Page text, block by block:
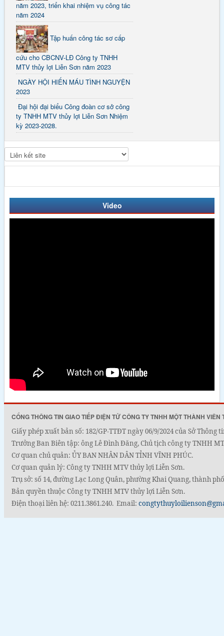
năm 2023, triển khai nhiệm vụ công tác
năm 2024
Tập huấn công tác sơ cấp
cứu cho CBCNV-LĐ Công ty TNHH
MTV thủy lợi Liễn Sơn năm 2023
NGÀY HỘI HIẾN MÁU TÌNH NGUYỆN
2023
Đại hội đại biểu Công đoàn cơ sở công
ty TNHH MTV thủy lợi Liễn Sơn Nhiệm
kỳ 2023-2028.
Video
CỔNG THÔNG TIN GIAO TIẾP ĐIỆN TỬ CÔNG TY TNHH MỘT THÀNH VIÊN
Giấy phép xuất bản số: 182/GP-TTĐT ngày 06/9/2024 của Sở
Trưởng Ban Biên tập: ông Lê Đình Đăng, Chủ tịch công ty TNHH
Cơ quan chủ quản: ỦY BAN NHÂN DÂN TỈNH VĨNH PHÚC.
Cơ quan quản lý: Công ty TNHH MTV thủy lợi Liễn Sơn.
Trụ sở: số 14, đường Lạc Long Quân, phường Khai Quang, thành
Bản quyền thuộc Công ty TNHH MTV thủy lợi Liễn Sơn.
Điện thoại liên hệ: 0211.3861.240. Email: